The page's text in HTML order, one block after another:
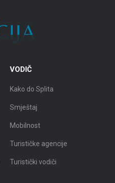
VODIČ
Kako do Splita
Smještaj
Mobilnost
Turističke agencije
Turistički vodiči